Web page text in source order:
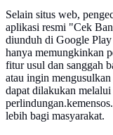
Selain situs web,
aplikasi resmi "Cek
diunduh di Google
hanya memungkinkan
fitur usul dan sanggah
atau ingin
dapat dilakukan
lebih bagi masyarakat.